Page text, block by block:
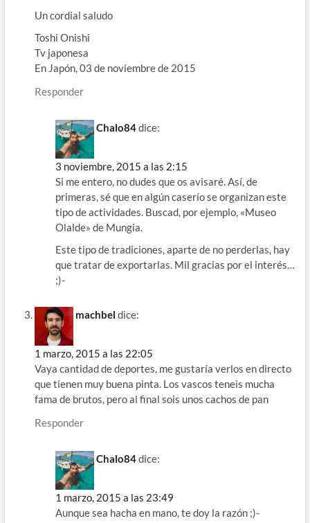
Un cordial saludo
Toshi Onishi
Tv japonesa
En Japón, 03 de noviembre de 2015
Responder
Chalo84dice:
3 noviembre, 2015 a las 2:15
Si me entero, no dudes que os avisaré. Así, de
primeras, sé que en algún caserío se organizan este
tipo de actividades. Buscad, por ejemplo, «Museo
Olalde» de Mungia.
Este tipo de tradiciones, aparte de no perderlas, hay
que tratar de exportarlas. Mil gracias por el interés…
;)-
machbel dice:
1 marzo, 2015 a las 22:05
Vaya cantidad de deportes, me gustaría verlos en directo
que tienen muy buena pinta. Los vascos teneis mucha
fama de brutos, pero al final sois unos cachos de pan
Responder
Chalo84dice:
1 marzo, 2015 a las 23:49
Aunque sea hacha en mano, te doy la razón ;)-